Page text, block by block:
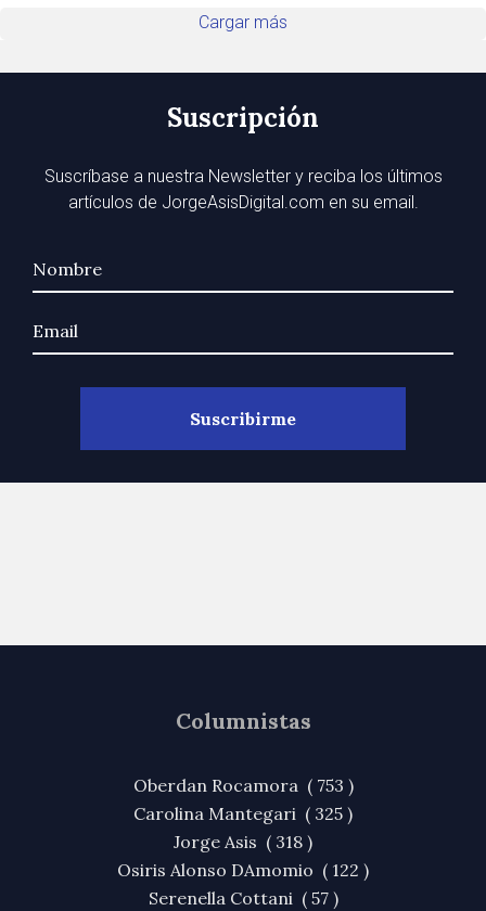
Cargar más
Suscripción
Suscríbase a nuestra Newsletter y reciba los últimos
artículos de JorgeAsisDigital.com en su email.
Columnistas
Oberdan Rocamora ( 753 )
Carolina Mantegari ( 325 )
Jorge Asis ( 318 )
Osiris Alonso DAmomio ( 122 )
Serenella Cottani ( 57 )